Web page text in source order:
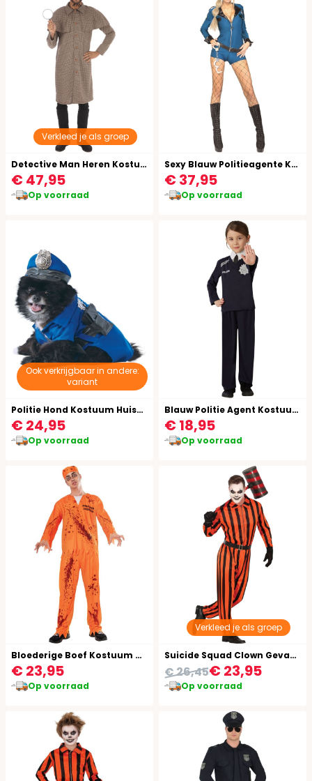
Verkleed je als groep
Detective Man Heren Kostuum
€ 47,95
Op voorraad
Sexy Blauw Politieagente Kostuum Dames
€ 37,95
Op voorraad
Ook verkrijgbaar in andere:
variant
Politie Hond Kostuum Huisdieren
€ 24,95
Op voorraad
Blauw Politie Agent Kostuum Kinderen
€ 18,95
Op voorraad
Bloederige Boef Kostuum Heren
€ 23,95
Op voorraad
Verkleed je als groep
Suicide Squad Clown Gevangene Kostuum Rood Zwart Volwassenen
€ 23,95
€ 26,45
Op voorraad